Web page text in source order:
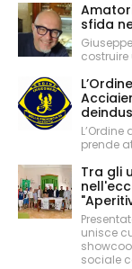
sfida
prende
Tra gli
unisce
sociale